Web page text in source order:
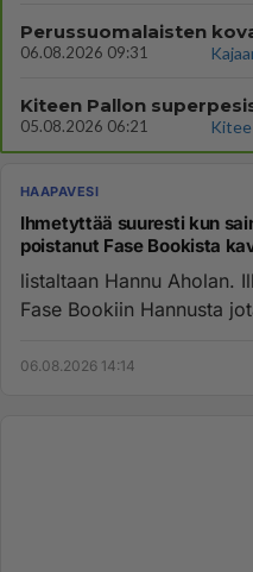
Perussuomalaisten
06.08.2026 09:31
05.08.2026 06:21 Kitee
HAAPAVESI
Ihmetyttää suuresti kun
poistanut Fase Bookista
listaltaan Hannu Aholan. Ilkka oli kuulemma kirjoittanut
Fase Bookiin Hannusta
06.08.2026 14:14